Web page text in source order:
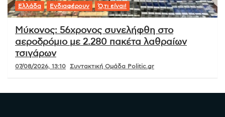
Ελλάδα Ενδιαφέρουν Ό,τι είναι!
Μύκονος: 56χρονος συνελήφθη στο
αεροδρόμιο με 2.280 πακέτα λαθραίων
τσιγάρων
07/08/2026, 13:10 Συντακτική Ομάδα Politic.gr